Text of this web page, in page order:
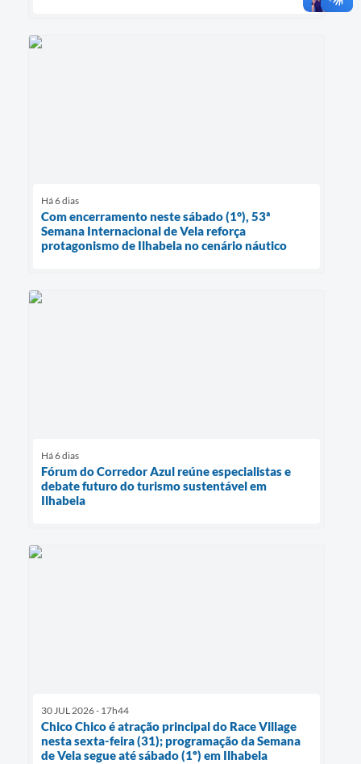
Há 6 dias
Com encerramento neste sábado (1°), 53ª
Semana Internacional de Vela reforça
protagonismo de Ilhabela no cenário náutico
Há 6 dias
Fórum do Corredor Azul reúne especialistas e
debate futuro do turismo sustentável em
Ilhabela
30 JUL 2026 - 17h44
Chico Chico é atração principal do Race Village
nesta sexta-feira (31); programação da Semana
de Vela segue até sábado (1º) em Ilhabela